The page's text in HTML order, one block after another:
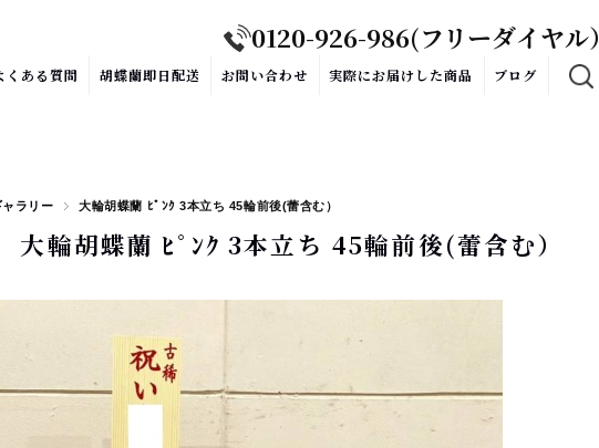
0120-926-986(フリーダイヤル）
くある質問 胡蝶蘭即日配送 お問い合わせ 実際にお届けした商品 ブログ
ラリー 大輪胡蝶蘭 ﾋﾟﾝｸ 3本立ち 45輪前後(蕾含む）
大輪胡蝶蘭 ﾋﾟﾝｸ 3本立ち 45輪前後(蕾含む）